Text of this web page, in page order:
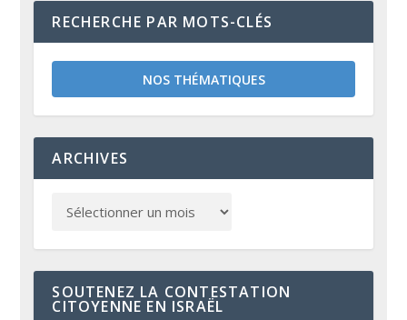
RECHERCHE PAR MOTS-CLÉS
NOS THÉMATIQUES
ARCHIVES
SOUTENEZ LA CONTESTATION
CITOYENNE EN ISRAËL